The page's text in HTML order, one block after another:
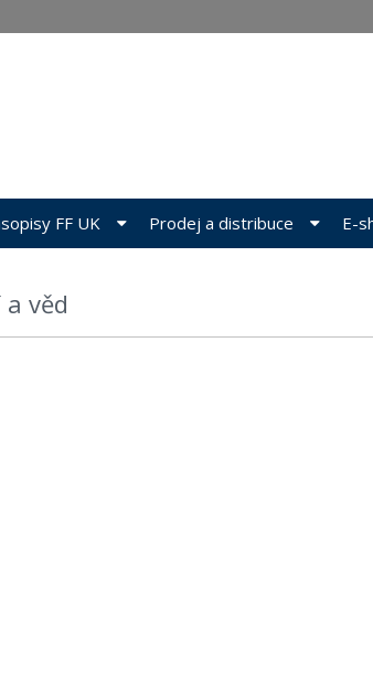
věd
FF UK Prodej a distribuce E-